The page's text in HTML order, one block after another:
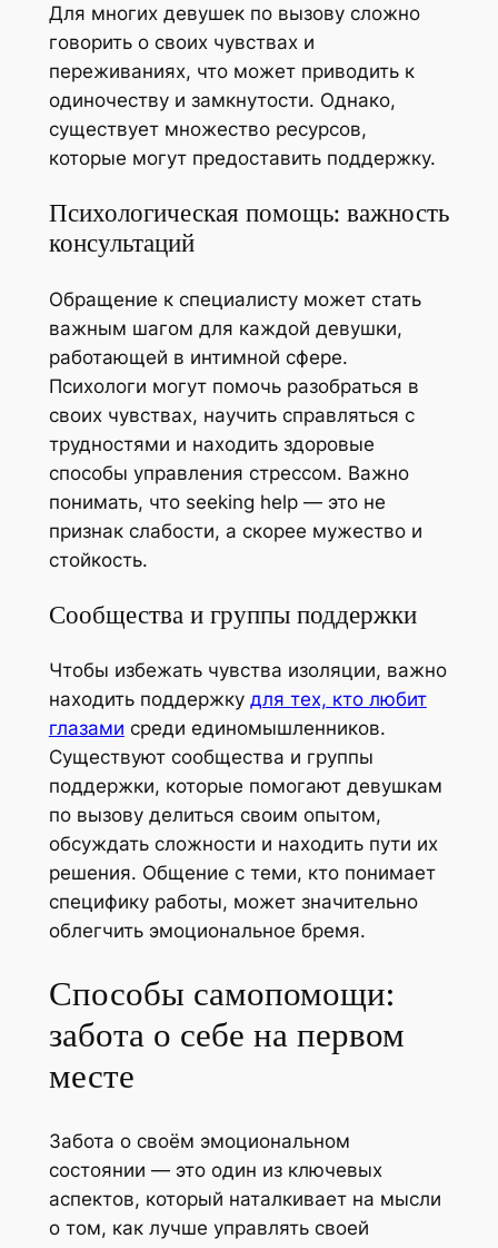
Для многих девушек по вызову сложно
говорить о своих чувствах и
переживаниях, что может приводить к
одиночеству и замкнутости. Однако,
существует множество ресурсов,
которые могут предоставить поддержку.
Психологическая помощь: важность
консультаций
Обращение к специалисту может стать
важным шагом для каждой девушки,
работающей в интимной сфере.
Психологи могут помочь разобраться в
своих чувствах, научить справляться с
трудностями и находить здоровые
способы управления стрессом. Важно
понимать, что seeking help — это не
признак слабости, а скорее мужество и
стойкость.
Сообщества и группы поддержки
Чтобы избежать чувства изоляции, важно
находить поддержку для тех, кто любит
глазами среди единомышленников.
Существуют сообщества и группы
поддержки, которые помогают девушкам
по вызову делиться своим опытом,
обсуждать сложности и находить пути их
решения. Общение с теми, кто понимает
специфику работы, может значительно
облегчить эмоциональное бремя.
Способы самопомощи:
забота о себе на первом
месте
Забота о своём эмоциональном
состоянии — это один из ключевых
аспектов, который наталкивает на мысли
о том, как лучше управлять своей